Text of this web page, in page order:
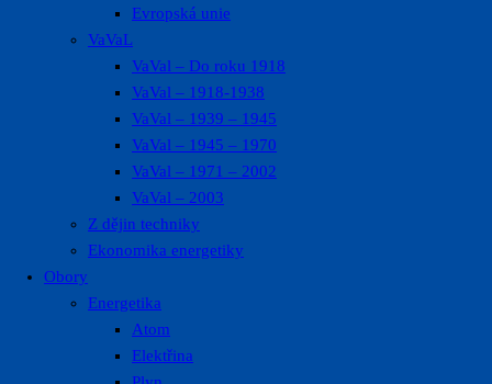
Evropská unie
VaVaL
VaVal – Do roku 1918
VaVal – 1918-1938
VaVal – 1939 – 1945
VaVal – 1945 – 1970
VaVal – 1971 – 2002
VaVal – 2003
Z dějin techniky
Ekonomika energetiky
Obory
Energetika
Atom
Elektřina